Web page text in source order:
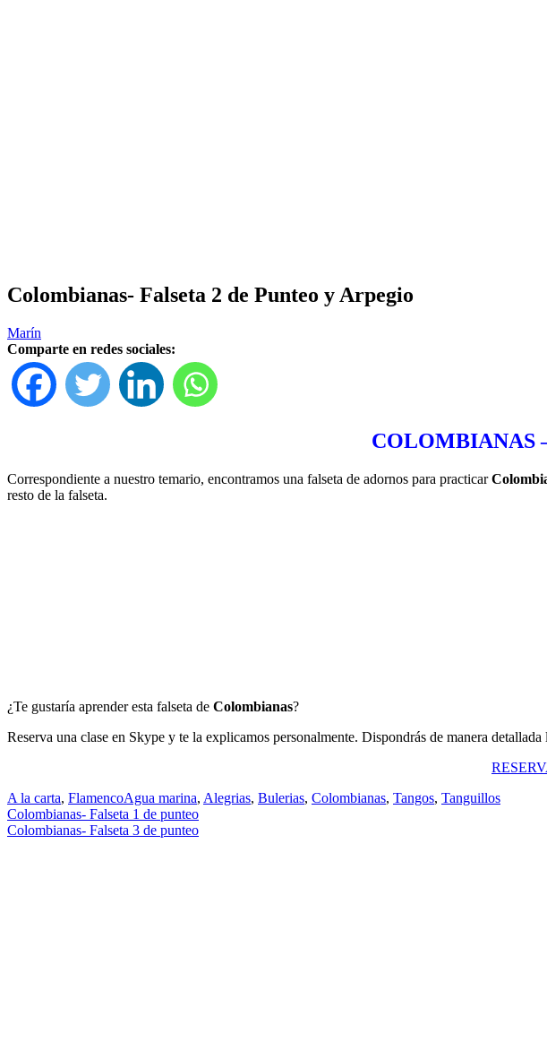
Colombianas- Falseta 2 de Punteo y Arpegio
Marín
Comparte en redes sociales:
COLOMBIANAS
Correspondiente a nuestro temario, encontramos una falseta de adornos para practicar
resto de la falseta.
¿Te gustaría aprender esta falseta de Colombianas?
Reserva una clase en Skype y te la explicamos personalmente. Dispondrás de manera
A la carta, FlamencoAgua marina, Alegrias, Bulerias, Colombianas, Tangos, Tanguillos
Navegación
de
Colombianas- Falseta 1 de punteo
Colombianas- Falseta 3 de punteo